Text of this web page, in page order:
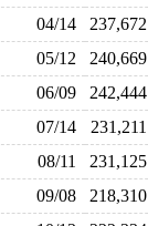
04/14
05/12
06/09
07/14
08/11
09/08